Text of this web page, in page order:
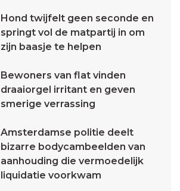
Hond twijfelt geen seconde en
springt vol de matpartij in om
zijn baasje te helpen
Bewoners van flat vinden
draaiorgel irritant en geven
smerige verrassing
Amsterdamse politie deelt
bizarre bodycambeelden van
aanhouding die vermoedelijk
liquidatie voorkwam